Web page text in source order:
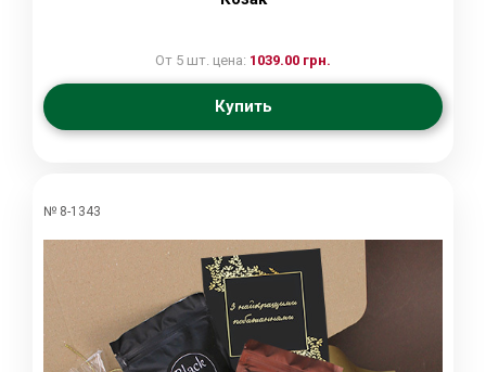
От 5 шт. цена: 1039.00 грн.
Купить
№ 8-1343